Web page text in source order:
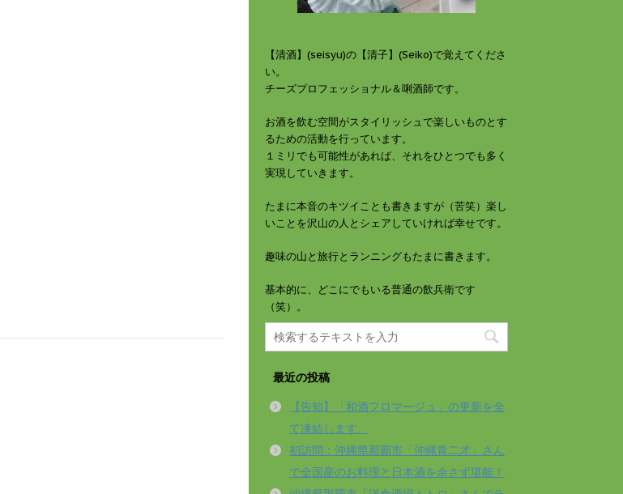
【清酒】(seisyu)の【清子】(Seiko)で覚えてくださ
い。
チーズプロフェッショナル＆唎酒師です。
お酒を飲む空間がスタイリッシュで楽しいものとす
るための活動を行っています。
１ミリでも可能性があれば、それをひとつでも多く
実現していきます。
たまに本音のキツイことも書きますが（苦笑）楽し
いことを沢山の人とシェアしていければ幸せです。
趣味の山と旅行とランニングもたまに書きます。
基本的に、どこにでもいる普通の飲兵衛です
（笑）。
最近の投稿
【告知】「和酒フロマージュ」の更新を全
て凍結します。
初訪問：沖縄県那覇市「沖縄青二才」さん
で全国産のお料理と日本酒を余さず堪能！